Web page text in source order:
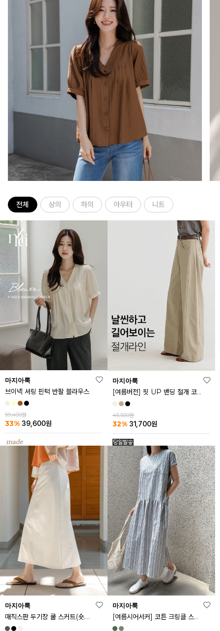
전체 상의 하의 아우터 니트
마지아룩
브이넥 셔링 핀턱 반팔 블라우스
59,400원
33% 39,600원
마지아룩
[여름버전] 핏 UP 밴딩 절개 코튼 팬츠
46,500원
32% 31,700원
마지아룩
매직스판 두기장 쿨 스커트(숏.기본ver)
마지아룩
[여름시어서커] 코튼 크링클 스트라이프 원피스